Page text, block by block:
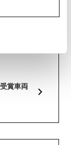
賞車両